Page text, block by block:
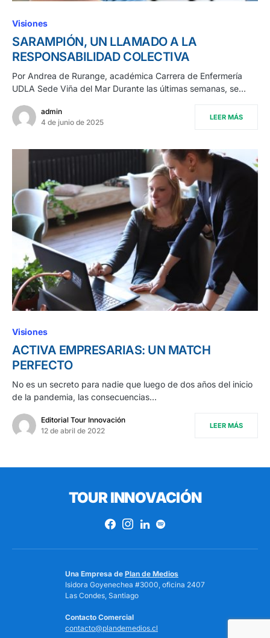
Visiones
SARAMPIÓN, UN LLAMADO A LA
RESPONSABILIDAD COLECTIVA
Por Andrea de Rurange, académica Carrera de Enfermería
UDLA Sede Viña del Mar Durante las últimas semanas, se…
admin
4 de junio de 2025
LEER MÁS
Visiones
ACTIVA EMPRESARIAS: UN MATCH
PERFECTO
No es un secreto para nadie que luego de dos años del inicio
de la pandemia, las consecuencias…
Editorial Tour Innovación
12 de abril de 2022
LEER MÁS
TOUR INNOVACIÓN
Una Empresa de Plan de Medios
Isidora Goyenechea #3000, oficina 2407
Las Condes, Santiago
Contacto Comercial
contacto@plandemedios.cl